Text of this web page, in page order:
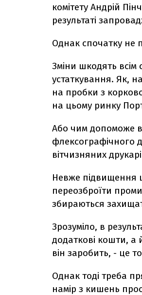
комітету Андрій
результаті
Однак спочатку не
Зміни шкодять
устаткування. Як,
на пробки з
на цьому ринку
Або чим допоможе
флексографічного
вітчизняних
Невже підвищення
переозброїти
збираються
Зрозуміло, в
додаткові кошти, а
він заробить, - це
Однак тоді треба
намір з кишень